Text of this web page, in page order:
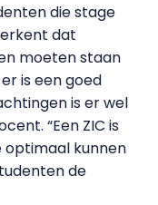
die stage
dat
moeten staan
is een goed
is er wel
“Een ZIC is
optimaal kunnen
de